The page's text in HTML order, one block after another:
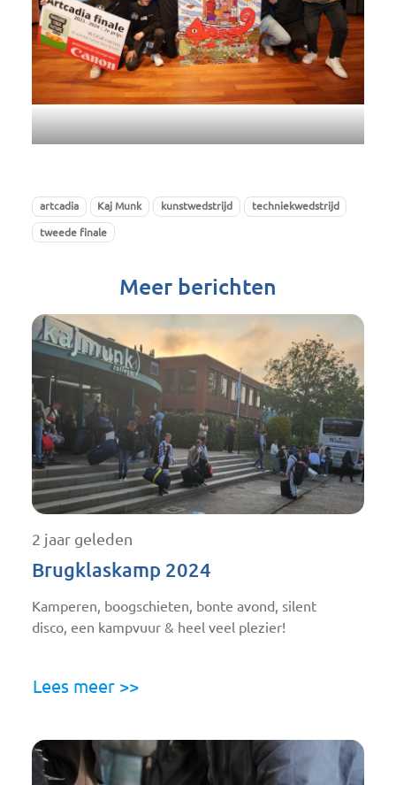
artcadia Kaj Munk kunstwedstrijd techniekwedstrijd
tweede finale
Meer berichten
2 jaar geleden
Brugklaskamp 2024
Kamperen, boogschieten, bonte avond, silent
disco, een kampvuur & heel veel plezier!
Lees meer >>